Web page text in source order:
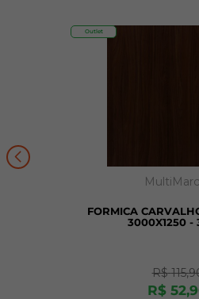
Outlet
FORMICA
3000X1250 -
R$ 115,
R$ 52,